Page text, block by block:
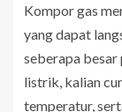
Kompor gas
yang dapat
seberapa
listrik, kalian
temperatur,